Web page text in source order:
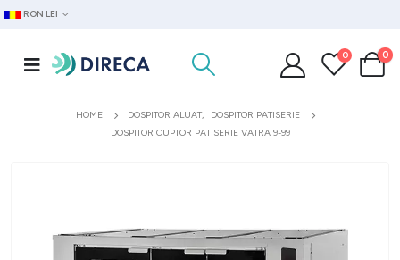
RON LEI
0 0
HOME DOSPITOR ALUAT,
DOSPITOR PATISERIE
DOSPITOR CUPTOR PATISERIE VATRA 9-99